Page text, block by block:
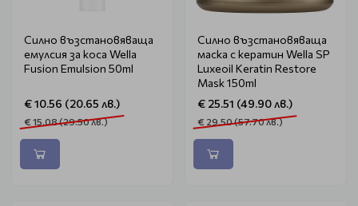
Силно възстановяваща
емулсия за коса Wella
Fusion Emulsion 50ml
€ 10.56 (20.65 лв.)
€ 15.08 (29.50 лв.)
Силно възстановяваща
маска с кератин Wella SP
Luxeoil Keratin Restore
Mask 150ml
€ 25.51 (49.90 лв.)
€ 29.50 (57.70 лв.)